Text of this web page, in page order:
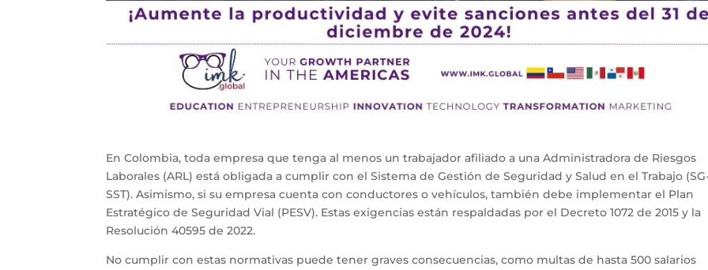
En Colombia, toda empresa que tenga al menos un trabajador afiliado a una Administradora de Riesgos
Laborales (ARL) está obligada a cumplir con el Sistema de Gestión de Seguridad y Salud en el Trabajo
SST). Asimismo, si su empresa cuenta con conductores o vehículos, también debe implementar el Plan
Estratégico de Seguridad Vial (PESV). Estas exigencias están respaldadas por el Decreto 1072 de 2015 y la
Resolución 40595 de 2022.
No cumplir con estas normativas puede tener graves consecuencias, como multas de hasta 500 salarios